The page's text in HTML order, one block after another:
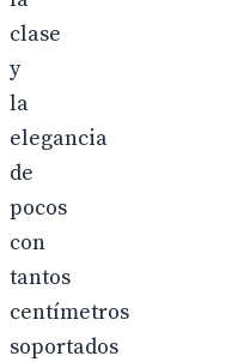
clase
y
la
elegancia
de
pocos
con
tantos
centímetros
soportados